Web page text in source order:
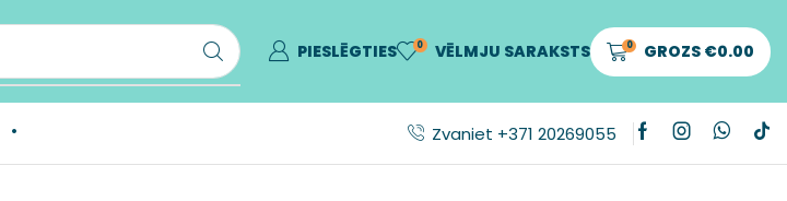
PIESLĒGTIES 0 VĒLMJU SARAKSTS 0 GROZS €0.00
Zvaniet +371 20269055